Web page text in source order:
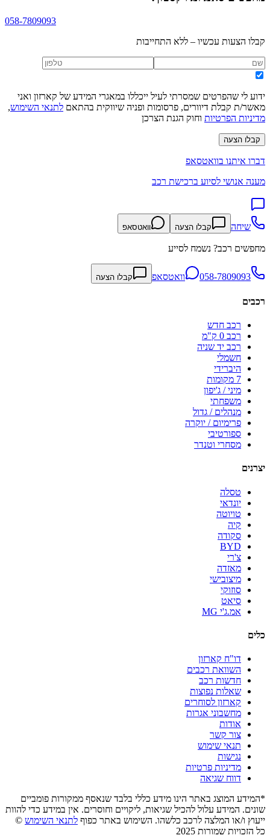
058-7809093
קבלו הצעות עכשיו – ללא התחייבות
ידוע לי שהפרטים שמסרתי לעיל ייכללו במאגרי המידע של קארזון ואני
מאשר/ת קבלת דיוורים, פרסומות ופניה שיווקית בהתאם לתנאי השימוש,
מדיניות הפרטיות וחוק הגנת הצרכן
קבלו הצעה
דברו איתנו בוואטסאפ
מענה אנושי לסיוע ברכישת רכב
שיחה קבלו הצעה וואטסאפ
מחפשים רכב? נשמח לסייע
058-7809093 וואטסאפ קבלו הצעה
רכבים
רכב חדש
רכב 0 ק"מ
רכב יד שניה
חשמלי
היברידי
7 מקומות
מיני / ג'יפון
משפחתי
מנהלים / גדול
פרימיום / יוקרה
ספורטיבי
מסחרי וטנדר
יצרנים
טסלה
יונדאי
טויוטה
קיה
סקודה
BYD
צ'רי
מאזדה
מיצובישי
סוזוקי
סיאט
אמ.ג'י MG
כלים
דו"ח קארזון
השוואת רכבים
חדשות רכב
שאלות נפוצות
קארזון לסוחרים
מחשבוני אגרות
אודות
צור קשר
תנאי שימוש
נגישות
מדיניות פרטיות
דווח שגיאה
*המידע המוצג באתר הינו מידע כללי בלבד שנאסף ממקורות פומביים
שונים. המידע עלול להכיל שגיאות, ליקויים וחוסרים. אין במידע כדי להוות
ייעוץ ו/או המלצה לרכב כלשהו. השימוש באתר כפוף לתנאי השימוש ©
כל הזכויות שמורות 2025